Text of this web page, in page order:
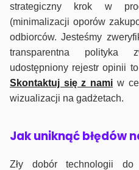
strategiczny krok w
(minimalizacji oporów
odbiorców. Jesteśmy
transparentna polityka
udostępniony rejestr opinii
Skontaktuj się z nami w
wizualizacji na gadżetach.
Jak uniknąć błędów
Zły dobór technologii do